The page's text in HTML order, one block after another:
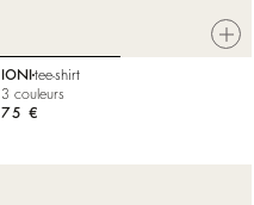
IONI tee-shirt
3 couleurs
75 €